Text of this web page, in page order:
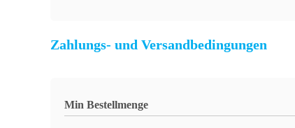
Zahlungs- und Versandbedingungen
Min Bestellmenge